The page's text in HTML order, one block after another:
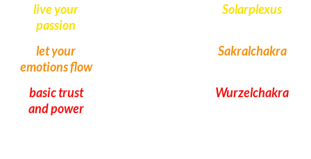
live your
passion
Solar­plexus
let your
emotions flow
Sakral­chakra
basic trust
and power
Wurzel­chakra